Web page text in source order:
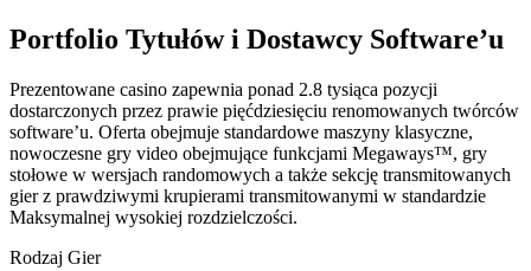
Portfolio Tytułów i Dostawcy Software’u
Prezentowane casino zapewnia ponad 2.8 tysiąca pozycji
dostarczonych przez prawie pięćdziesięciu renomowanych twórców
software’u. Oferta obejmuje standardowe maszyny klasyczne,
nowoczesne gry video obejmujące funkcjami Megaways™, gry
stołowe w wersjach randomowych a także sekcję transmitowanych
gier z prawdziwymi krupierami transmitowanymi w standardzie
Maksymalnej wysokiej rozdzielczości.
Rodzaj Gier